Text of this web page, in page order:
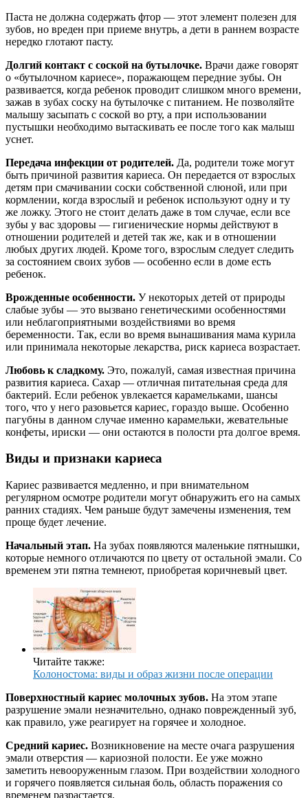
Паста не должна содержать фтор — этот элемент полезен для
зубов, но вреден при приеме внутрь, а дети в раннем возрасте
нередко глотают пасту.
Долгий контакт с соской на бутылочке. Врачи даже говорят
о «бутылочном кариесе», поражающем передние зубы. Он
развивается, когда ребенок проводит слишком много времени,
зажав в зубах соску на бутылочке с питанием. Не позволяйте
малышу засыпать с соской во рту, а при использовании
пустышки необходимо вытаскивать ее после того как малыш
уснет.
Передача инфекции от родителей. Да, родители тоже могут
быть причиной развития кариеса. Он передается от взрослых
детям при смачивании соски собственной слюной, или при
кормлении, когда взрослый и ребенок используют одну и ту
же ложку. Этого не стоит делать даже в том случае, если все
зубы у вас здоровы — гигиенические нормы действуют в
отношении родителей и детей так же, как и в отношении
любых других людей. Кроме того, взрослым следует следить
за состоянием своих зубов — особенно если в доме есть
ребенок.
Врожденные особенности. У некоторых детей от природы
слабые зубы — это вызвано генетическими особенностями
или неблагоприятными воздействиями во время
беременности. Так, если во время вынашивания мама курила
или принимала некоторые лекарства, риск кариеса возрастает.
Любовь к сладкому. Это, пожалуй, самая известная причина
развития кариеса. Сахар — отличная питательная среда для
бактерий. Если ребенок увлекается карамельками, шансы
того, что у него разовьется кариес, гораздо выше. Особенно
пагубны в данном случае именно карамельки, жевательные
конфеты, ириски — они остаются в полости рта долгое время.
Виды и признаки кариеса
Кариес развивается медленно, и при внимательном
регулярном осмотре родители могут обнаружить его на самых
ранних стадиях. Чем раньше будут замечены изменения, тем
проще будет лечение.
Начальный этап. На зубах появляются маленькие пятнышки,
которые немного отличаются по цвету от остальной эмали. Со
временем эти пятна темнеют, приобретая коричневый цвет.
Читайте также:
Колоностома: виды и образ жизни после операции
Поверхностный кариес молочных зубов. На этом этапе
разрушение эмали незначительно, однако поврежденный зуб,
как правило, уже реагирует на горячее и холодное.
Средний кариес. Возникновение на месте очага разрушения
эмали отверстия — кариозной полости. Ее уже можно
заметить невооруженным глазом. При воздействии холодного
и горячего появляется сильная боль, область поражения со
временем разрастается.